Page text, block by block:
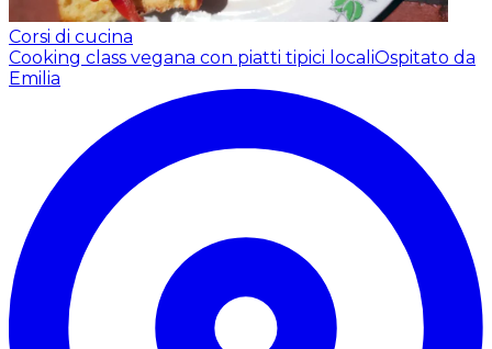
Corsi di cucina
Cooking class vegana con piatti tipici localiOspitato da
Emilia